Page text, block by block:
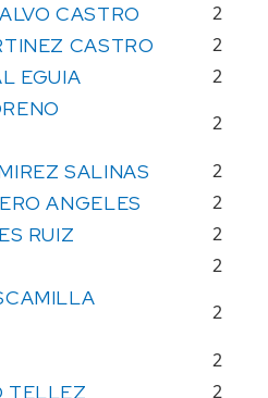
CASTRO 2
CASTRO 2
EGUIA 2
2
SALINAS 2
ANGELES 2
RUIZ 2
2
2
2
TELLEZ 2